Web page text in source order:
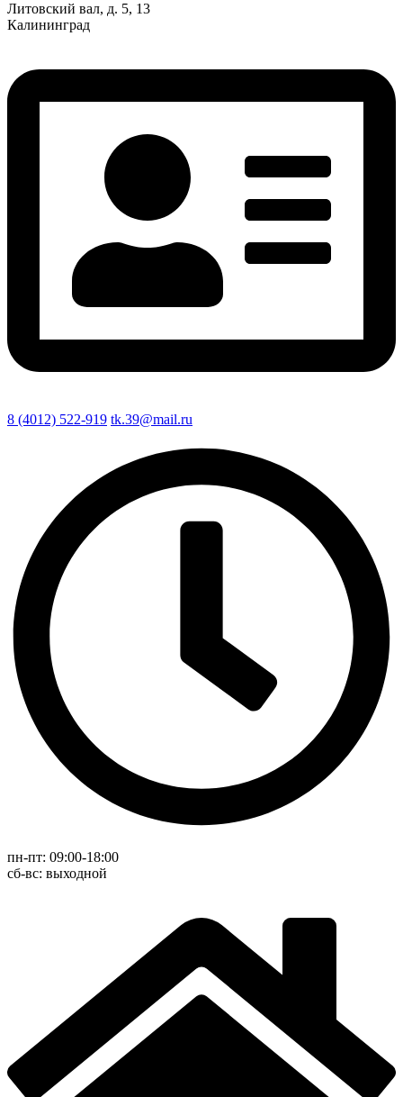
Литовский вал, д. 5, 13
Калининград
8 (4012) 522-919 tk.39@mail.ru
пн-пт: 09:00-18:00
cб-вс: выходной